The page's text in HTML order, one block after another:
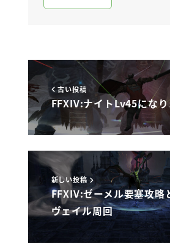
古い投稿
FFXIV:ナイトLv45にな
新しい投稿
FFXIV:ゼーメル要塞攻略
ヴェイル周回